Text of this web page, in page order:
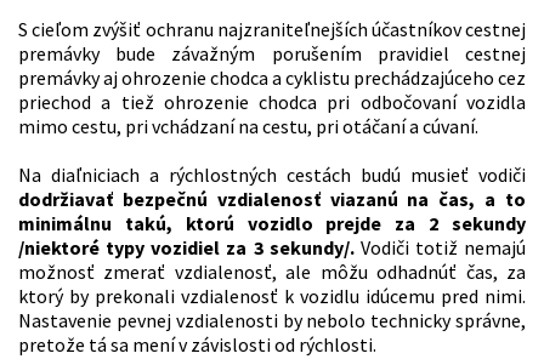
S cieľom zvýšiť ochranu najzraniteľnejších účastníkov cestnej
premávky bude závažným porušením pravidiel cestnej
premávky aj ohrozenie chodca a cyklistu prechádzajúceho cez
priechod a tiež ohrozenie chodca pri odbočovaní vozidla
mimo cestu, pri vchádzaní na cestu, pri otáčaní a cúvaní.
Na diaľniciach a rýchlostných cestách budú musieť vodiči
dodržiavať bezpečnú vzdialenosť viazanú na čas, a to
minimálnu takú, ktorú vozidlo prejde za 2 sekundy
/niektoré typy vozidiel za 3 sekundy/.Vodiči totiž nemajú
možnosť zmerať vzdialenosť, ale môžu odhadnúť čas, za
ktorý by prekonali vzdialenosť k vozidlu idúcemu pred nimi.
Nastavenie pevnej vzdialenosti by nebolo technicky správne,
pretože tá sa mení v závislosti od rýchlosti.